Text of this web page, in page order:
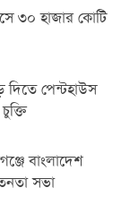
৩০ হাজার কোটি
দিতে পেন্টহাউস
বাংলাদেশ
সভা